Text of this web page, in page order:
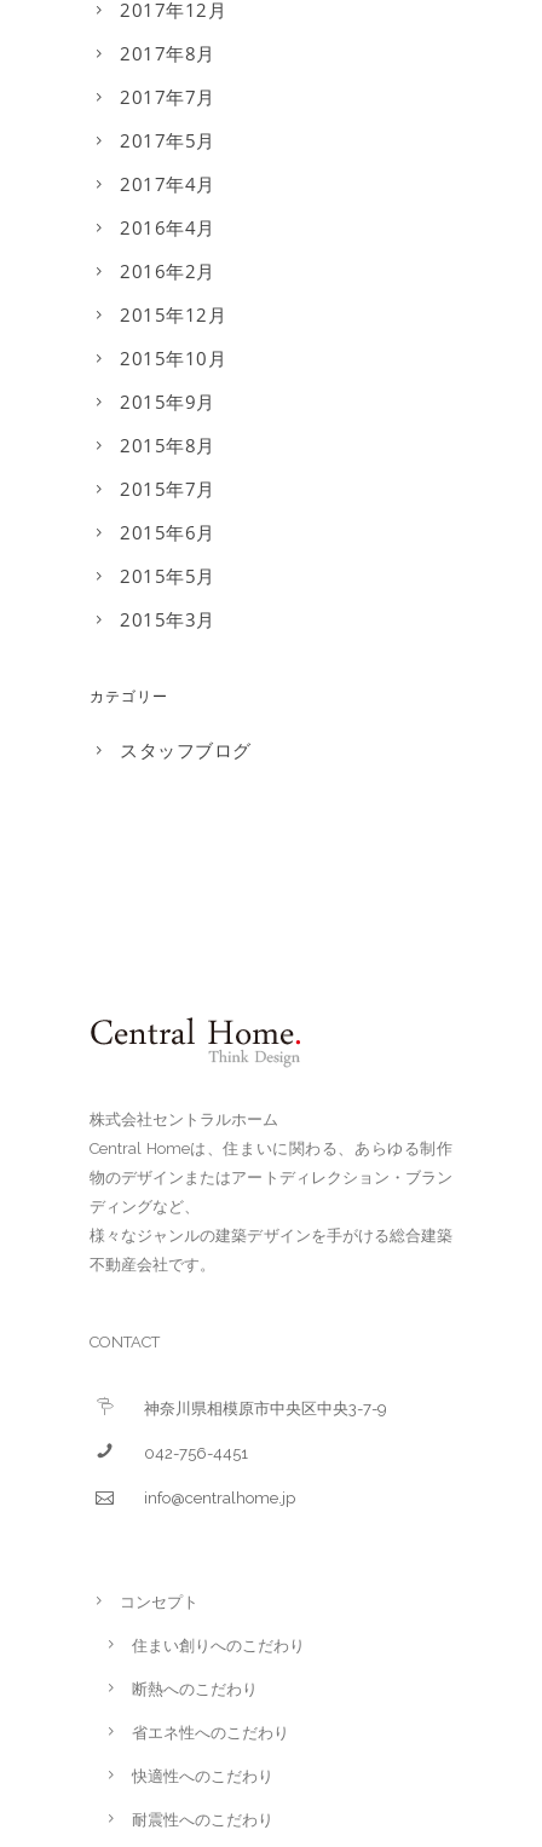
2017年12月
2017年8月
2017年7月
2017年5月
2017年4月
2016年4月
2016年2月
2015年12月
2015年10月
2015年9月
2015年8月
2015年7月
2015年6月
2015年5月
2015年3月
カテゴリー
スタッフブログ
株式会社セントラルホーム
Central Homeは、住まいに関わる、あらゆる制作
物のデザインまたはアートディレクション・ブラン
ディングなど、
様々なジャンルの建築デザインを手がける総合建築
不動産会社です。
CONTACT
神奈川県相模原市中央区中央3-7-9
042-756-4451
info@centralhome.jp
コンセプト
住まい創りへのこだわり
断熱へのこだわり
省エネ性へのこだわり
快適性へのこだわり
耐震性へのこだわり